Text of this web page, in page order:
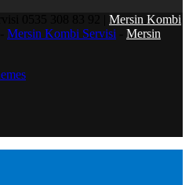
Mersin Kombi
Mersin Kombi Servisi
Mersin